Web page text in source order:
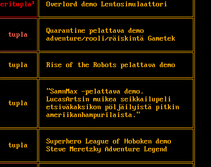
eritupla¹ Overlord demo Lentosimulaattori
tupla
Quarantine pelattava demo
adventure/rooli/räiskintä Gametek
tupla Rise of the Robots pelattava demo
tupla
"SamnMax -pelattava demo.
LucasArtsin muikea seikkailupeli
etsiväkaksikon pöljäilyistä pitkin
ameriikanhampurilaista."
tupla
Superhero League of Hoboken demo
Steve Meretzky Adventure Legend